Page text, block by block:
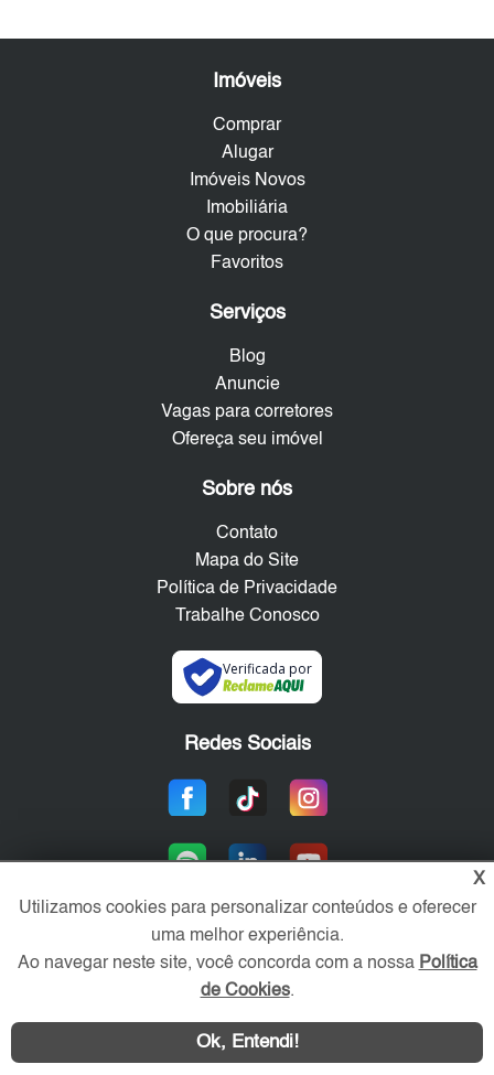
Imóveis
Comprar
Alugar
Imóveis Novos
Imobiliária
O que procura?
Favoritos
Serviços
Blog
Anuncie
Vagas para corretores
Ofereça seu imóvel
Sobre nós
Contato
Mapa do Site
Política de Privacidade
Trabalhe Conosco
Verificada por
Redes Sociais
Área exclusiva aos anunciantes,
acesse sua conta:
X
Utilizamos cookies para personalizar conteúdos e oferecer
uma melhor experiência.
Ao navegar neste site, você concorda com a nossa Política
de Cookies.
Ok, Entendi!